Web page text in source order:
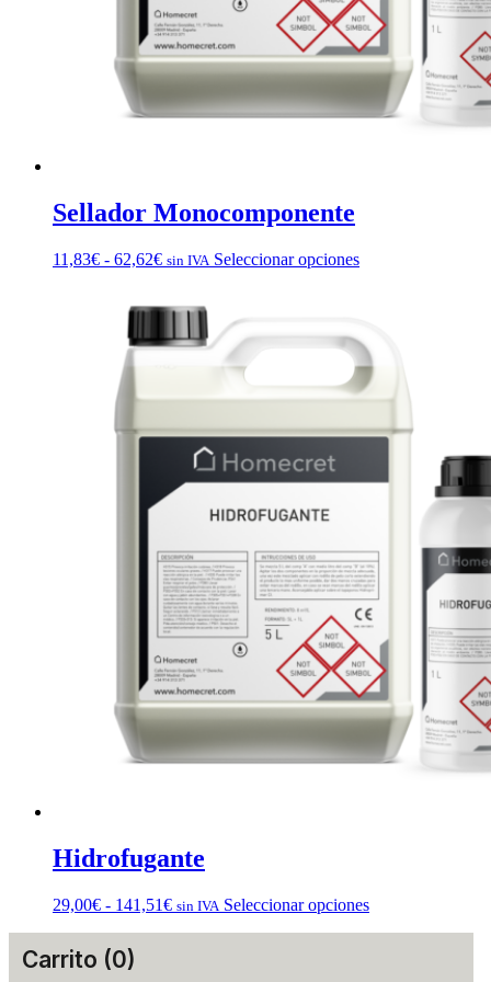
Sellador Monocomponente
11,83€ - 62,62€Rango
desde
11,83€
sin IVA Seleccionar opcionesEste
variantes.
Las
opciones
se
elegir
Hidrofugante
29,00€ - 141,51€Rango
sin IVA Seleccionar opcionesEste
Carrito (0)